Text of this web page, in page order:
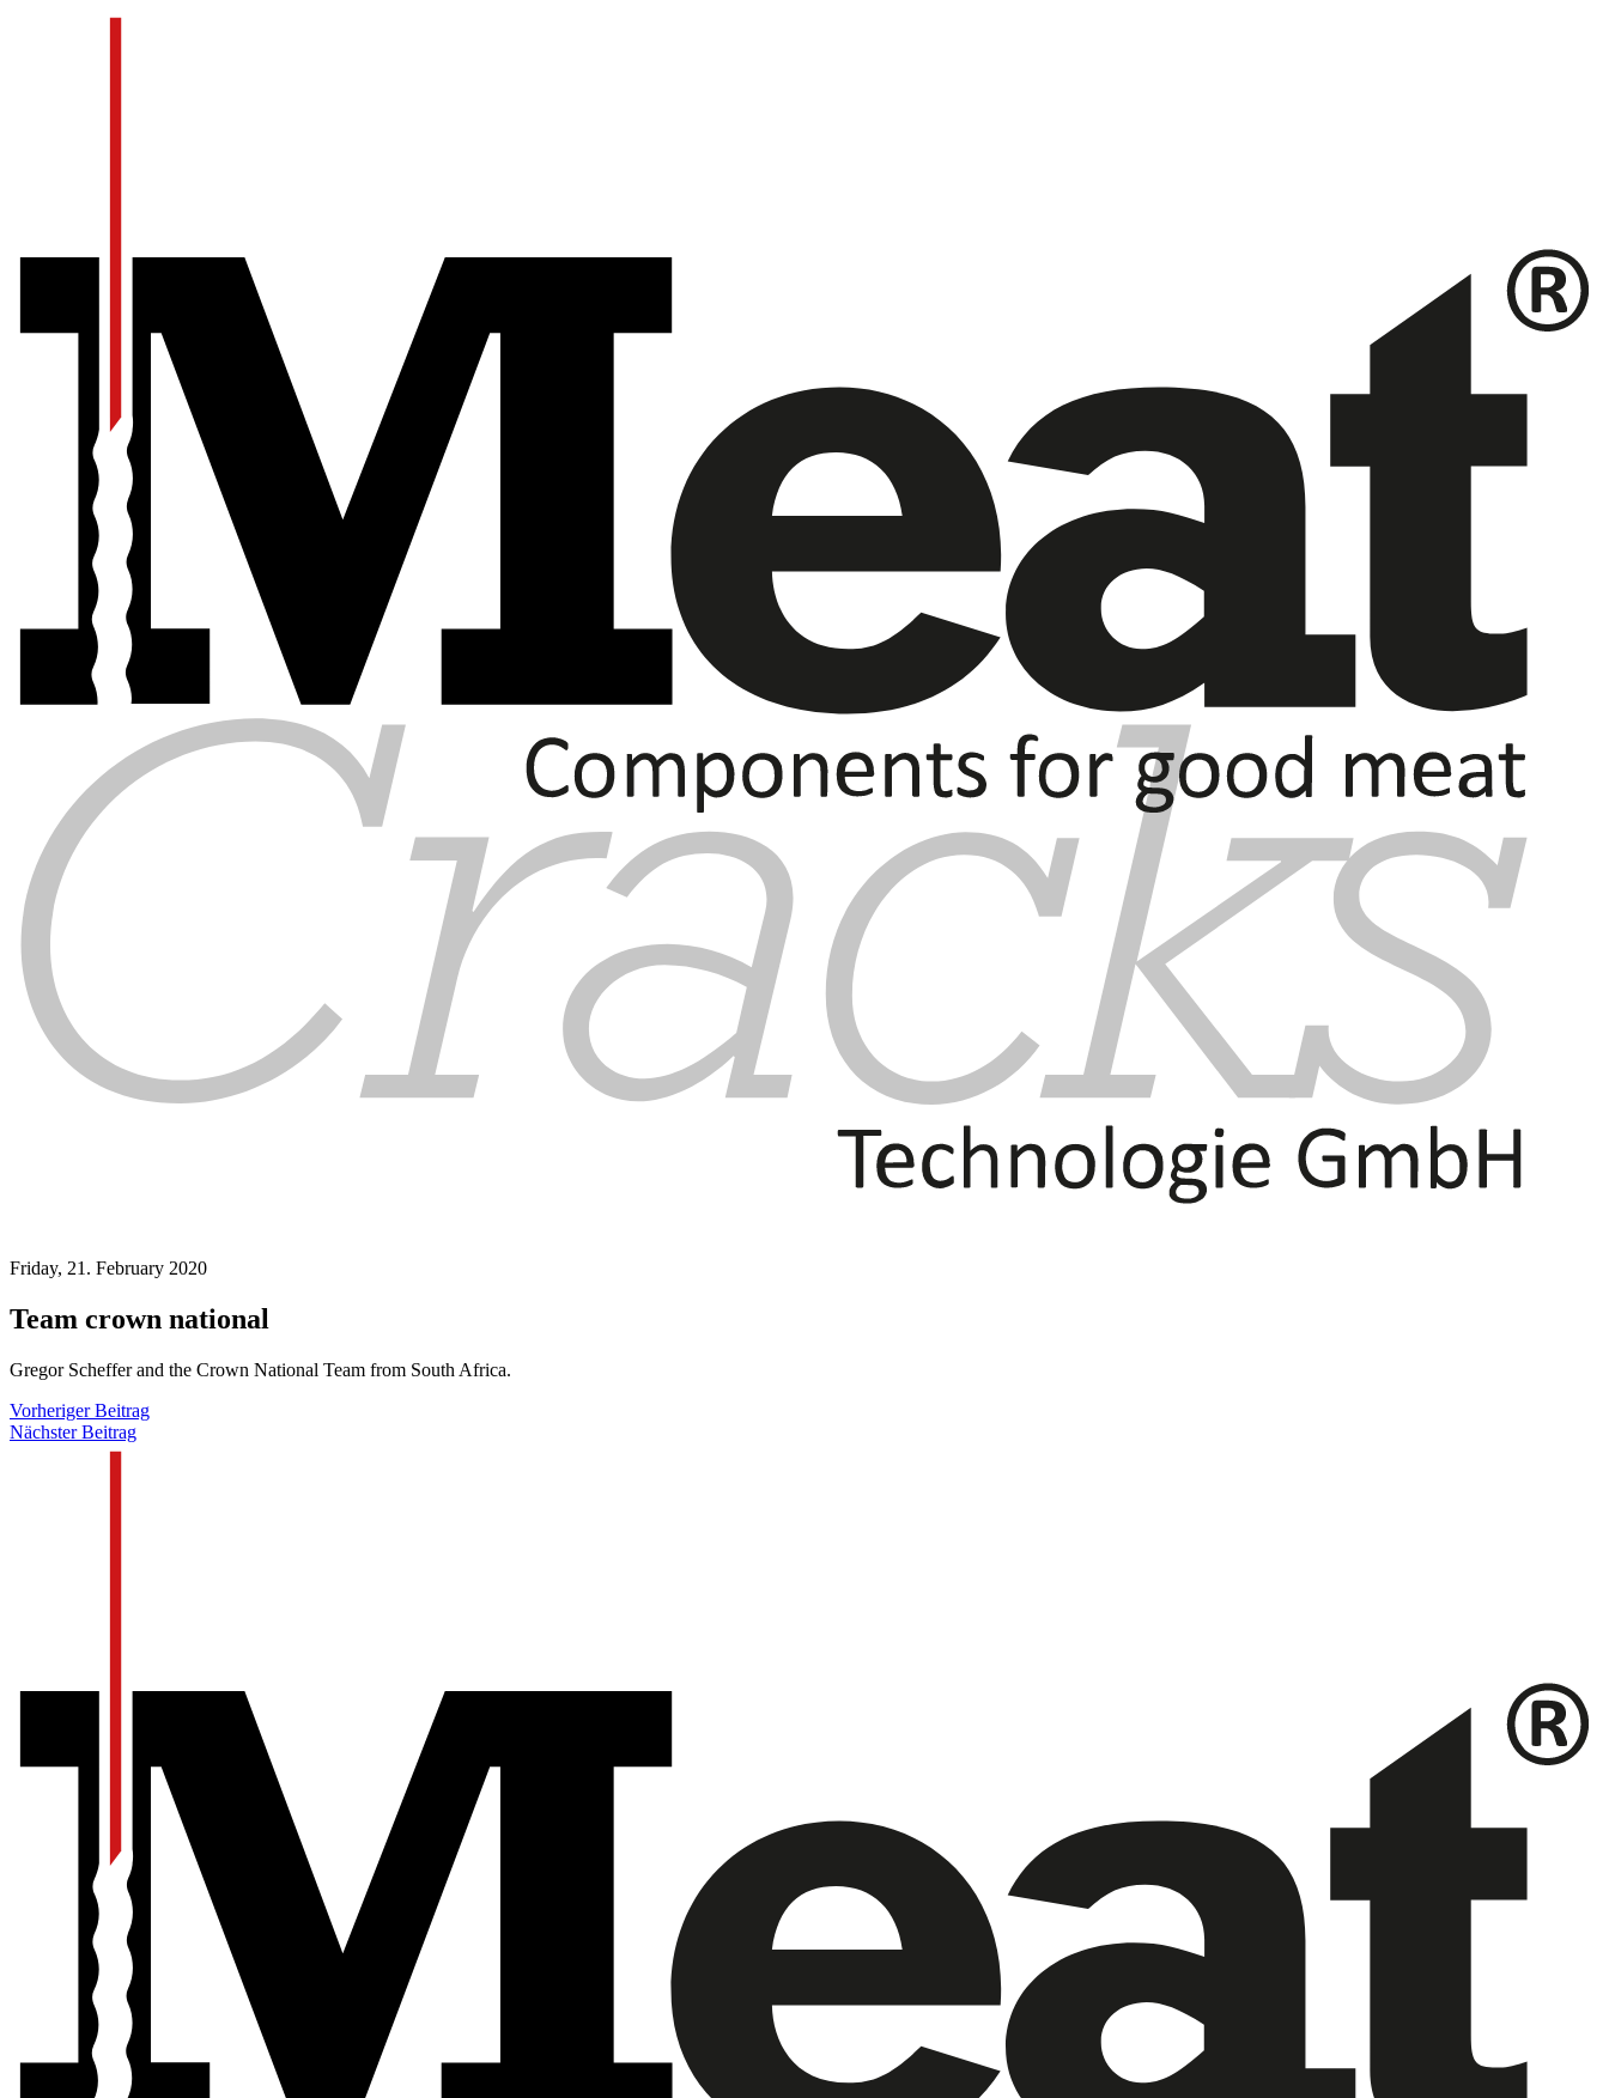
Friday, 21. February 2020
Team crown national
Gregor Scheffer and the Crown National Team from South Africa.
Vorheriger Beitrag
Nächster Beitrag